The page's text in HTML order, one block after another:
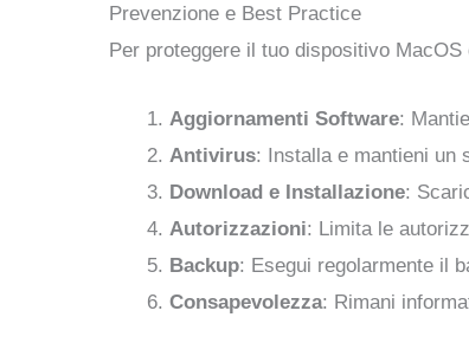
Prevenzione e Best Practice
Per proteggere il tuo dispositivo
Aggiornamenti Software:
Antivirus: Installa e mantieni un
Download e Installazione:
Autorizzazioni: Limita le
Backup: Esegui regolarmente il
Consapevolezza: Rimani